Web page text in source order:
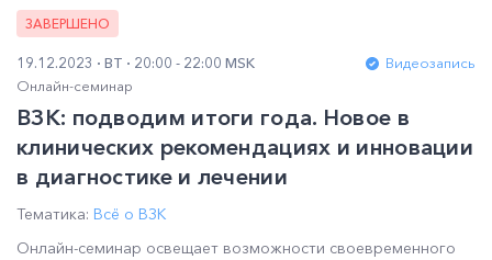
ЗАВЕРШЕНО
19.12.2023 ВТ 20:00 - 22:00 MSK
Видеозапись
Онлайн-семинар
ВЗК: подводим итоги года. Новое в
клинических рекомендациях и инновации
в диагностике и лечении
Тематика: Всё о ВЗК
Онлайн-семинар освещает возможности своевременного